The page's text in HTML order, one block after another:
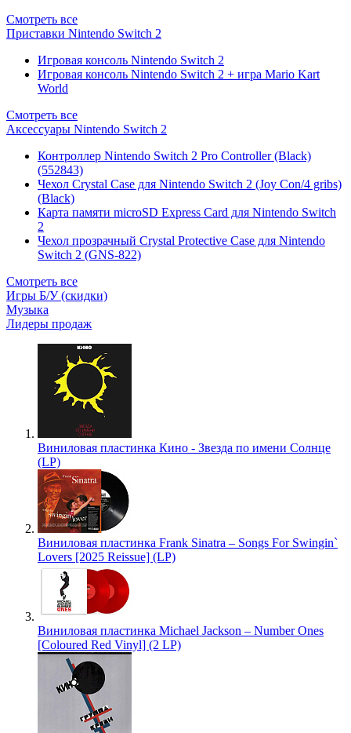
Смотреть все
Приставки Nintendo Switch 2
Игровая консоль Nintendo Switch 2
Игровая консоль Nintendo Switch 2 + игра Mario Kart
World
Смотреть все
Аксессуары Nintendo Switch 2
Контроллер Nintendo Switch 2 Pro Controller (Black)
(552843)
Чехол Сrystal Сase для Nintendo Switch 2 (Joy Con/4 gribs)
(Black)
Карта памяти microSD Express Card для Nintendo Switch
2
Чехол прозрачный Crystal Protective Case для Nintendo
Switch 2 (GNS-822)
Смотреть все
Игры Б/У (скидки)
Музыка
Лидеры продаж
Виниловая пластинка Кино - Звезда по имени Солнце
(LP)
Виниловая пластинка Frank Sinatra – Songs For Swingin`
Lovers [2025 Reissue] (LP)
Виниловая пластинка Michael Jackson – Number Ones
[Coloured Red Vinyl] (2 LP)